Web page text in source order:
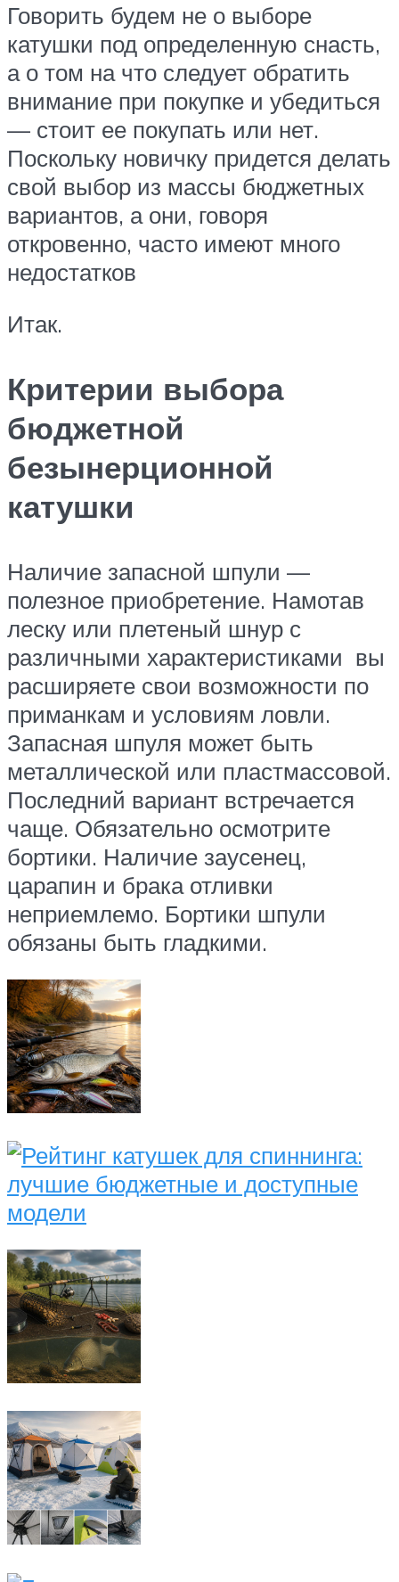
Говорить будем не о выборе
катушки под определенную снасть,
а о том на что следует обратить
внимание при покупке и убедиться
— стоит ее покупать или нет.
Поскольку новичку придется делать
свой выбор из массы бюджетных
вариантов, а они, говоря
откровенно, часто имеют много
недостатков
Итак.
Критерии выбора
бюджетной
безынерционной
катушки
Наличие запасной шпули —
полезное приобретение. Намотав
леску или плетеный шнур с
различными характеристиками вы
расширяете свои возможности по
приманкам и условиям ловли.
Запасная шпуля может быть
металлической или пластмассовой.
Последний вариант встречается
чаще. Обязательно осмотрите
бортики. Наличие заусенец,
царапин и брака отливки
неприемлемо. Бортики шпули
обязаны быть гладкими.